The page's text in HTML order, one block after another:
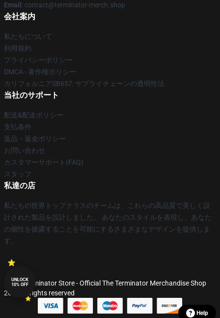
Email : contact@terminator-merch.shop
会社案内
私たちについて
利用規約
プライバシーポリシー
DMCA - 著作権ポリシー
カリフォルニアSB657: サプライチェーンの透明性法
当社のサポート
配送&配送ポリシー
支払条件
返品・返金ポリシー
お問い合わせ
カスタマーサポート(FAQ)
スタッフ
私達の店
私たちの世界トップクラスのチームは、これらの高品質で美しく設
計された製品を設計しました。 あなたのスタイルを表現し、あなた
の個性を披露することを可能にするさまざまなデザインを提供しま
す。
© The Terminator Store - Official The Terminator Merchandise Shop
2026 all rights reserved
Help
UNLOCK
10% OFF